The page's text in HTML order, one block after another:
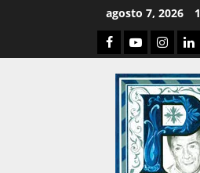
agosto 7, 2026
Facebook
Youtube